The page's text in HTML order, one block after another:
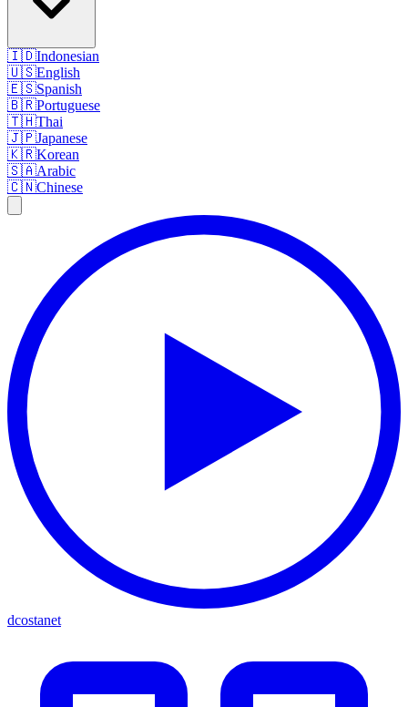
🇮🇩Indonesian
🇺🇸English
🇪🇸Spanish
🇧🇷Portuguese
🇹🇭Thai
🇯🇵Japanese
🇰🇷Korean
🇸🇦Arabic
🇨🇳Chinese
dcostanet